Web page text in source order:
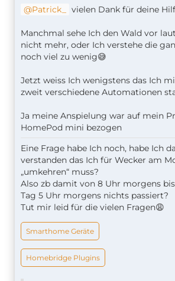
Patrick_ vielen Dank für deine
Manchmal sehe Ich den Wald vor
nicht mehr, oder Ich verstehe die
noch viel zu wenig😅
Jetzt weiss Ich wenigstens das Ich
zweit verschiedene Automationen
Ja meine Anspielung war auf mein
HomePod mini bezogen
Eine Frage habe Ich noch, habe Ich
verstanden das Ich für Wecker am
„umkehren“ muss?
Also zb damit von 8 Uhr morgens
Tag 5 Uhr morgens nichts passiert?
Tut mir leid für die vielen Fragen😩
Smarthome Geräte
Homebridge Plugins